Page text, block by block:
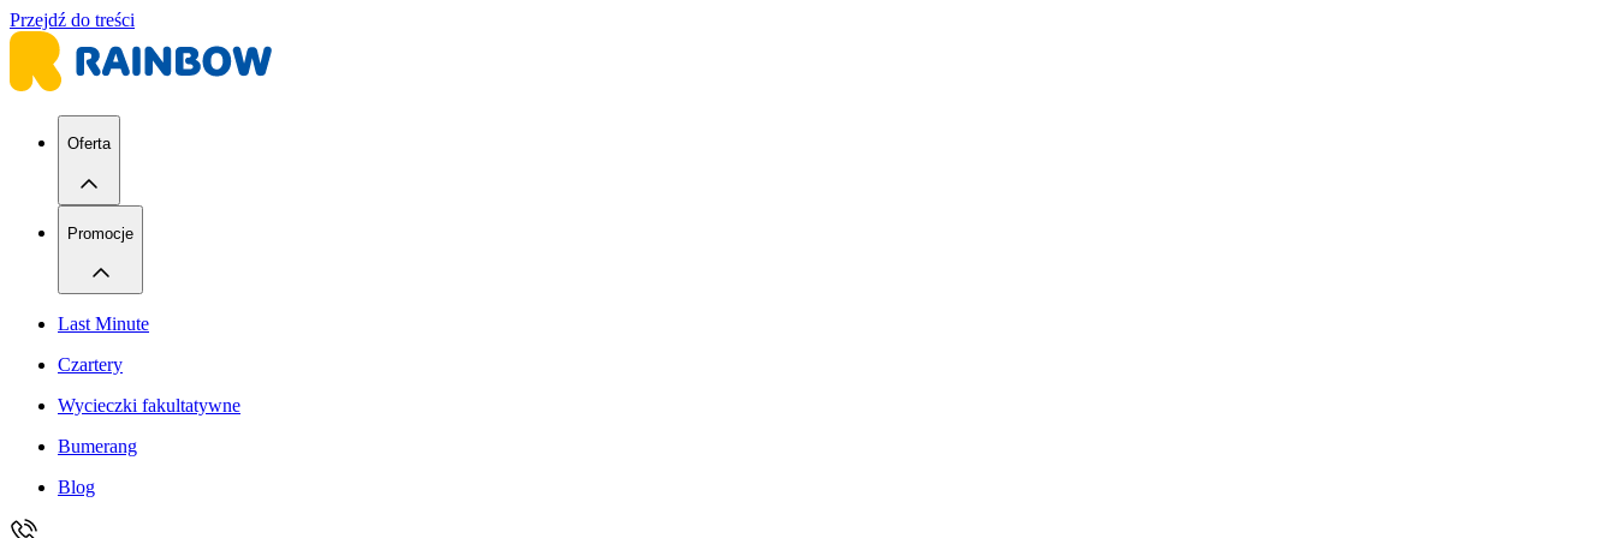
Przejdź do treści
Oferta
Promocje
Last Minute
Czartery
Wycieczki fakultatywne
Bumerang
Blog